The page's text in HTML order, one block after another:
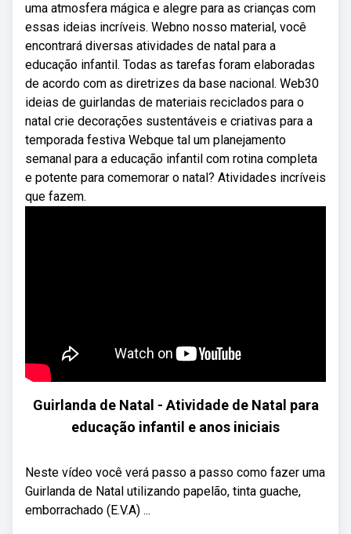
uma atmosfera mágica e alegre para as crianças com
essas ideias incríveis. Webno nosso material, você
encontrará diversas atividades de natal para a
educação infantil. Todas as tarefas foram elaboradas
de acordo com as diretrizes da base nacional. Web30
ideias de guirlandas de materiais reciclados para o
natal crie decorações sustentáveis e criativas para a
temporada festiva Webque tal um planejamento
semanal para a educação infantil com rotina completa
e potente para comemorar o natal? Atividades incríveis
que fazem.
Guirlanda de Natal - Atividade de Natal para
educação infantil e anos iniciais
Neste vídeo você verá passo a passo como fazer uma
Guirlanda de Natal utilizando papelão, tinta guache,
emborrachado (E.V.A) ...